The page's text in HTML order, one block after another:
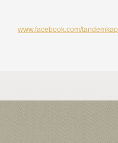
www.facebook.com/